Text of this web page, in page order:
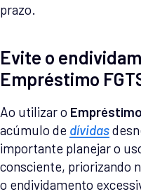
prazo.
Evite o
Empréstimo
Ao utilizar o
acúmulo de dívidas
importante planejar o
consciente, priorizando
o endividamento